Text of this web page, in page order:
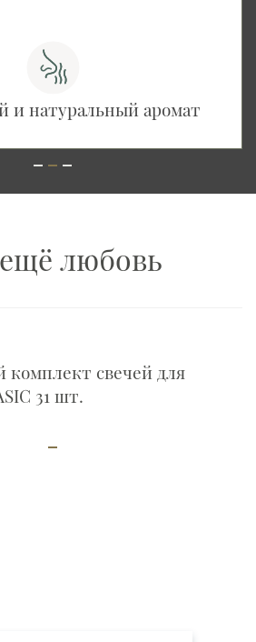
и натуральный аромат
любовь
комплект свечей для
31 шт.